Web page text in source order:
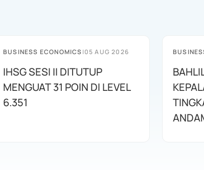
BUSINESS ECONOMICS|05 AUG 2026
IHSG SESI II DITUTUP
MENGUAT 31 POIN DI LEVEL
6.351